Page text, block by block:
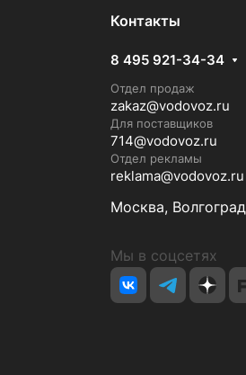
Контакты
8 495 921-34-34
Отдел продаж
zakaz@vodovoz.ru
Для поставщиков
714@vodovoz.ru
Отдел рекламы
reklama@vodovoz.ru
Москва,
Мы в соцсетях